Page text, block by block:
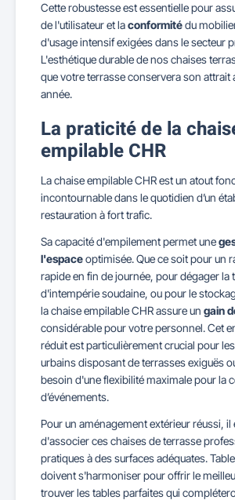
Cette robustesse est essentielle pour
de l'utilisateur et laconformitédu
d'usage intensif exigées dans le secteur
L'esthétique durable de nos chaises
que votre terrasse conservera son attrait
année.
La praticité de la
empilable CHR
La chaise empilable CHR est un atout
incontournable dans le quotidien d’un
restauration à fort trafic.
Sa capacité d'empilement permet une
l'espaceoptimisée. Que ce soit pour un
rapide en fin de journée, pour dégager la
d'intempérie soudaine, ou pour le
la chaise empilable CHR assure un gain
considérable pour votre personnel. Cet
réduit est particulièrement crucial pour
urbains disposant de terrasses exiguës
besoin d'une flexibilité maximale pour la
d’événements.
Pour un aménagement extérieur réussi, il
d'associer ces chaises de terrasse
pratiques à des surfaces adéquates.
doivent s'harmoniser pour offrir le
trouver les tables parfaites qui